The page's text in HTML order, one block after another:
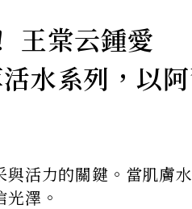
王棠云鍾愛
水系列，以
活力的關鍵。當肌膚
澤。